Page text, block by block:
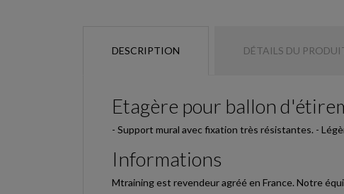
DESCRIPTION DÉTAILS DU
Etagère pour ballon
- Support mural avec fixation très résistantes. -
Informations
Mtraining est revendeur agréé en France. Notre